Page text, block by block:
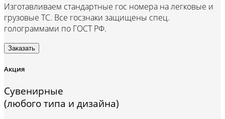
Изготавливаем стандартные гос номера на легковые и
грузовые ТС. Все госзнаки защищены спец.
голограммами по ГОСТ РФ.
Заказать
Акция
Сувенирные
(любого типа и дизайна)